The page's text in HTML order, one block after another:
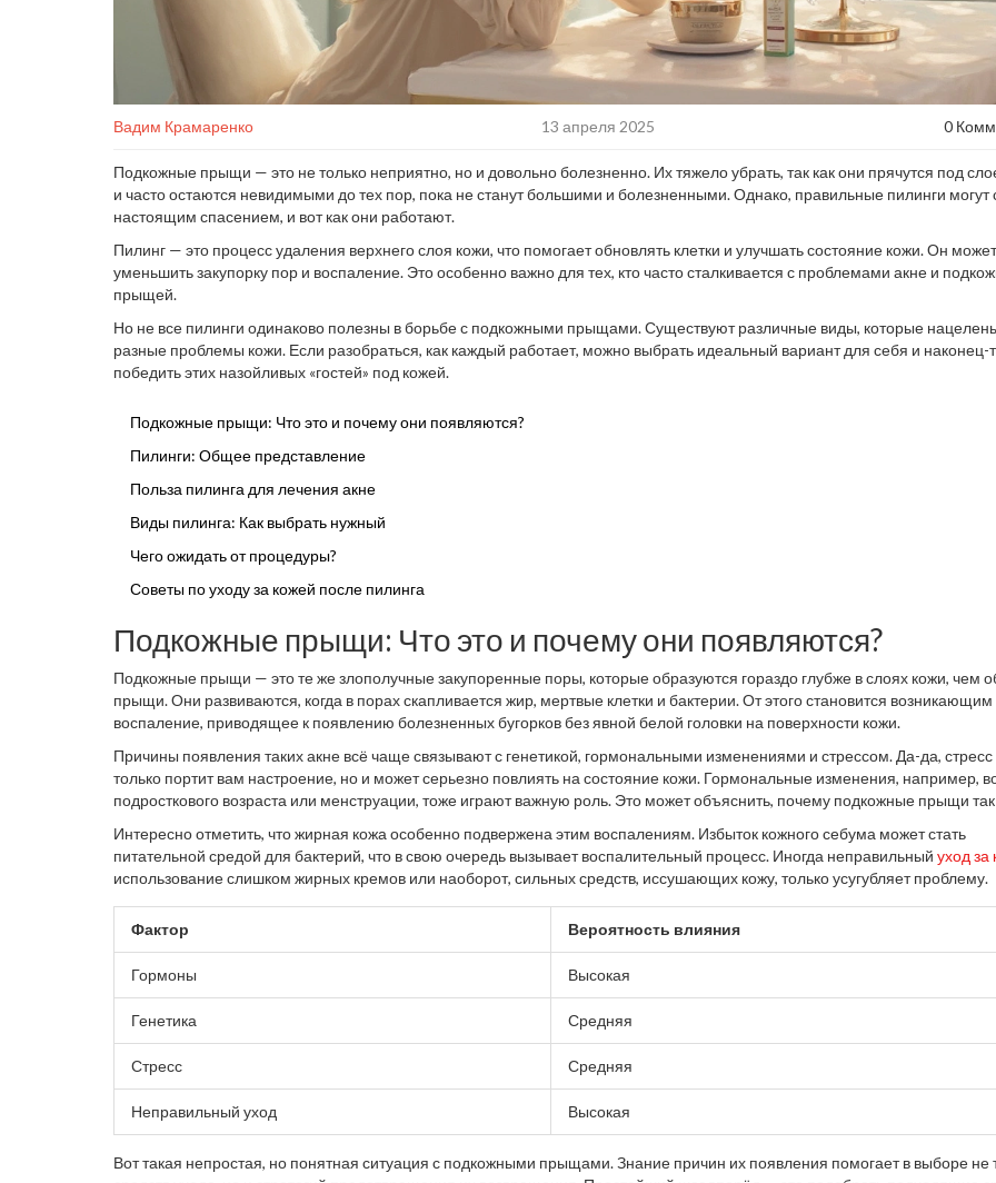
Вадим Крамаренко 13 апреля 2025 0
Подкожные прыщи — это не только неприятно, но и довольно болезненно. Их тяжело убрать, так как они прячутся под
и часто остаются невидимыми до тех пор, пока не станут большими и болезненными. Однако, правильные пилинги могут
настоящим спасением, и вот как они работают.
Пилинг — это процесс удаления верхнего слоя кожи, что помогает обновлять клетки и улучшать состояние кожи. Он
уменьшить закупорку пор и воспаление. Это особенно важно для тех, кто часто сталкивается с проблемами акне и
прыщей.
Но не все пилинги одинаково полезны в борьбе с подкожными прыщами. Существуют различные виды, которые
разные проблемы кожи. Если разобраться, как каждый работает, можно выбрать идеальный вариант для себя и наконец-
победить этих назойливых «гостей» под кожей.
Подкожные прыщи: Что это и почему они появляются?
Пилинги: Общее представление
Польза пилинга для лечения акне
Виды пилинга: Как выбрать нужный
Чего ожидать от процедуры?
Советы по уходу за кожей после пилинга
Подкожные прыщи: Что это и почему они появляются?
Подкожные прыщи — это те же злополучные закупоренные поры, которые образуются гораздо глубже в слоях кожи, чем
прыщи. Они развиваются, когда в порах скапливается жир, мертвые клетки и бактерии. От этого становится возникающим
воспаление, приводящее к появлению болезненных бугорков без явной белой головки на поверхности кожи.
Причины появления таких акне всё чаще связывают с генетикой, гормональными изменениями и стрессом. Да-да, стресс
только портит вам настроение, но и может серьезно повлиять на состояние кожи. Гормональные изменения, например,
подросткового возраста или менструации, тоже играют важную роль. Это может объяснить, почему подкожные прыщи так
Интересно отметить, что жирная кожа особенно подвержена этим воспалениям. Избыток кожного себума может стать
питательной средой для бактерий, что в свою очередь вызывает воспалительный процесс. Иногда неправильный уход за
использование слишком жирных кремов или наоборот, сильных средств, иссушающих кожу, только усугубляет проблему.
Фактор Вероятность влияния
Гормоны Высокая
Генетика Средняя
Стресс Средняя
Неправильный уход Высокая
Вот такая непростая, но понятная ситуация с подкожными прыщами. Знание причин их появления помогает в выборе не